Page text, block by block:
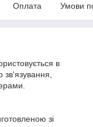
Оплата Умови
в
зв'язування,
зі